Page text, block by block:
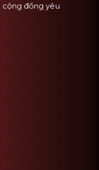
đồng yêu